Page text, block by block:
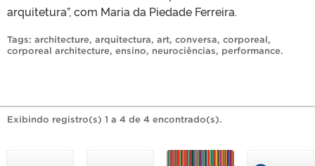
arquitetura”, com Maria da Piedade Ferreira.
Tags: architecture, arquitectura, art, conversa, corporeal,
corporeal architecture, ensino, neurociências, performance.
Exibindo registro(s) 1 a 4 de 4 encontrado(s).